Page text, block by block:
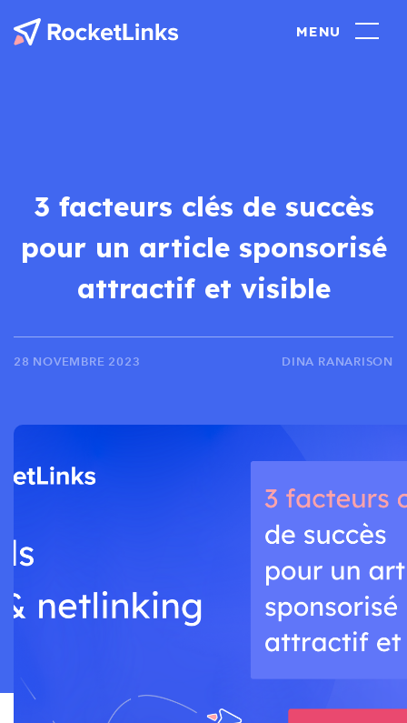
3 facteurs clés de succès
pour un article sponsorisé
attractif et visible
28 NOVEMBRE 2023 DINA RANARISON